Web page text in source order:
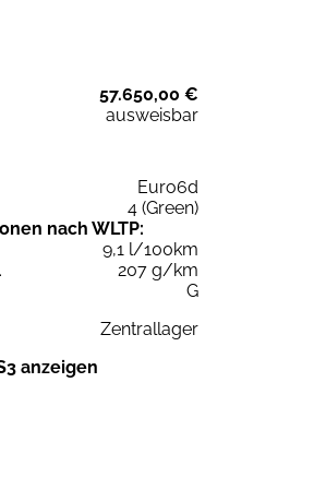
57.650,00 €
ausweisbar
Euro6d
4 (Green)
nach WLTP:
9,1 l/100km
207 g/km
G
Zentrallager
anzeigen